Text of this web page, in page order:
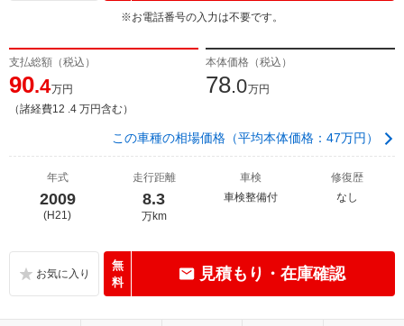
※お電話番号の入力は不要です。
支払総額（税込）
90.4万円
（諸経費12 .4 万円含む）
本体価格（税込）
78.0万円
この車種の相場価格（平均本体価格：47万円）
年式
2009
(H21)
走行距離
8.3
万km
車検
車検整備付
修復歴
なし
無
料
見積もり・在庫確認